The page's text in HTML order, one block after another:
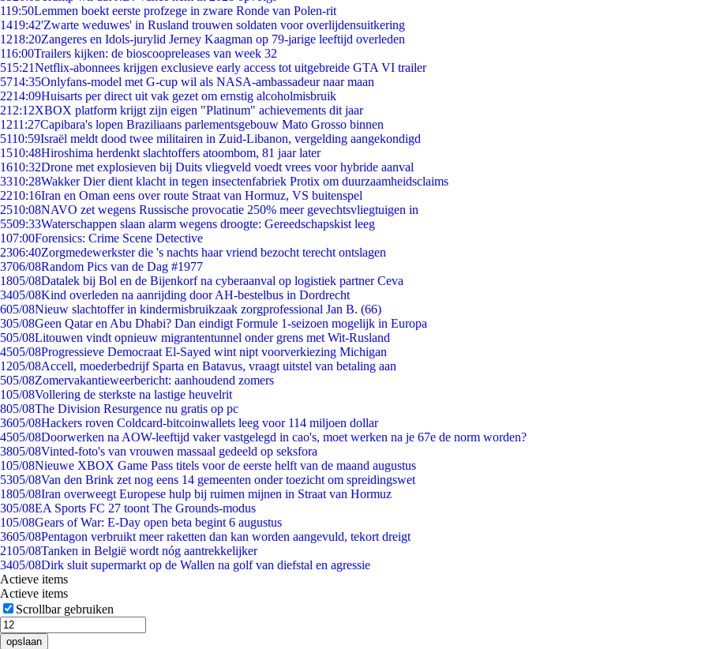
119:50Lemmen boekt eerste profzege in zware Ronde van Polen-rit
1419:42'Zwarte weduwes' in Rusland trouwen soldaten voor overlijdensuitkering
1218:20Zangeres en Idols-jurylid Jerney Kaagman op 79-jarige leeftijd overleden
116:00Trailers kijken: de bioscoopreleases van week 32
515:21Netflix-abonnees krijgen exclusieve early access tot uitgebreide GTA VI trailer
5714:35Onlyfans-model met G-cup wil als NASA-ambassadeur naar maan
2214:09Huisarts per direct uit vak gezet om ernstig alcoholmisbruik
212:12XBOX platform krijgt zijn eigen "Platinum" achievements dit jaar
1211:27Capibara's lopen Braziliaans parlementsgebouw Mato Grosso binnen
5110:59Israël meldt dood twee militairen in Zuid-Libanon, vergelding aangekondigd
1510:48Hiroshima herdenkt slachtoffers atoombom, 81 jaar later
1610:32Drone met explosieven bij Duits vliegveld voedt vrees voor hybride aanval
3310:28Wakker Dier dient klacht in tegen insectenfabriek Protix om duurzaamheidsclaims
2210:16Iran en Oman eens over route Straat van Hormuz, VS buitenspel
2510:08NAVO zet wegens Russische provocatie 250% meer gevechtsvliegtuigen in
5509:33Waterschappen slaan alarm wegens droogte: Gereedschapskist leeg
107:00Forensics: Crime Scene Detective
2306:40Zorgmedewerkster die 's nachts haar vriend bezocht terecht ontslagen
3706/08Random Pics van de Dag #1977
1805/08Datalek bij Bol en de Bijenkorf na cyberaanval op logistiek partner Ceva
3405/08Kind overleden na aanrijding door AH-bestelbus in Dordrecht
605/08Nieuw slachtoffer in kindermisbruikzaak zorgprofessional Jan B. (66)
305/08Geen Qatar en Abu Dhabi? Dan eindigt Formule 1-seizoen mogelijk in Europa
505/08Litouwen vindt opnieuw migrantentunnel onder grens met Wit-Rusland
4505/08Progressieve Democraat El-Sayed wint nipt voorverkiezing Michigan
1205/08Accell, moederbedrijf Sparta en Batavus, vraagt uitstel van betaling aan
505/08Zomervakantieweerbericht: aanhoudend zomers
105/08Vollering de sterkste na lastige heuvelrit
805/08The Division Resurgence nu gratis op pc
3605/08Hackers roven Coldcard-bitcoinwallets leeg voor 114 miljoen dollar
4505/08Doorwerken na AOW-leeftijd vaker vastgelegd in cao's, moet werken na je 67e de norm worden?
3805/08Vinted-foto's van vrouwen massaal gedeeld op seksfora
105/08Nieuwe XBOX Game Pass titels voor de eerste helft van de maand augustus
5305/08Van den Brink zet nog eens 14 gemeenten onder toezicht om spreidingswet
1805/08Iran overweegt Europese hulp bij ruimen mijnen in Straat van Hormuz
305/08EA Sports FC 27 toont The Grounds-modus
105/08Gears of War: E-Day open beta begint 6 augustus
3605/08Pentagon verbruikt meer raketten dan kan worden aangevuld, tekort dreigt
2105/08Tanken in België wordt nóg aantrekkelijker
3405/08Dirk sluit supermarkt op de Wallen na golf van diefstal en agressie
Actieve items
Actieve items
Scrollbar gebruiken
opslaan